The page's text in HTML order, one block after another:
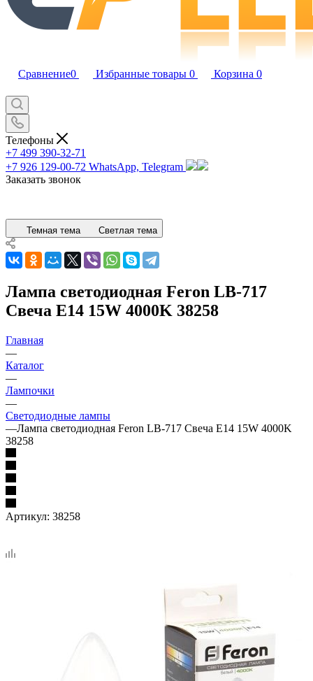
Сравнение0 Избранные товары 0 Корзина 0
Телефоны
+7 499 390-32-71
+7 926 129-00-72 WhatsApp, Telegram
Заказать звонок
Темная тема Светлая тема
Лампа светодиодная Feron LB-717
Свеча E14 15W 4000K 38258
Главная
—
Каталог
—
Лампочки
—
Светодиодные лампы
—Лампа светодиодная Feron LB-717 Свеча E14 15W 4000K
38258
Артикул: 38258